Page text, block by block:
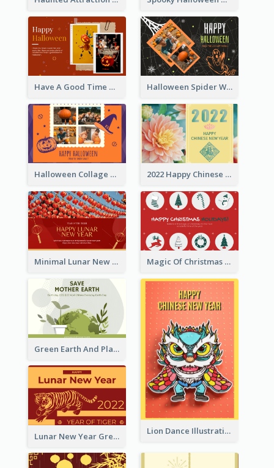
Have A Good Time This Halloween Greeting Card Halloween Spider Web Greeting Card
Halloween Collage Greeting Card 2022 Happy Chinese New Year Flower Photo Greeting Card
Minimal Lunar New Year Celebration Greeting Card Magic Of Christmas Holidays Greeting Card
Green Earth And Plants Illustrations Greeting Card
Lion Dance Illustration Photo Greeting Card
Lunar New Year Greeting Card With Tiger Illustration